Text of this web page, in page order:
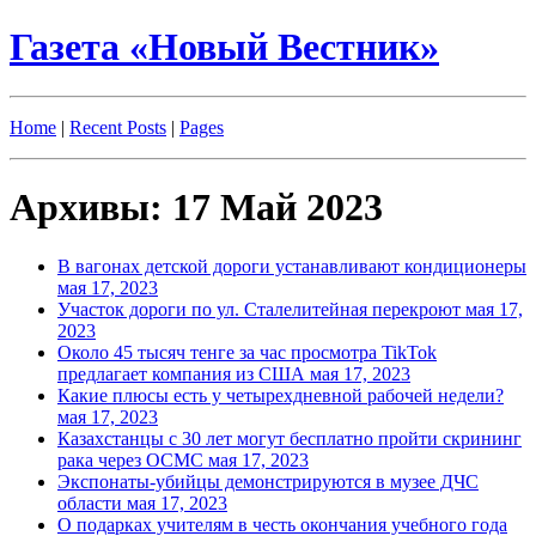
Газета «Новый Вестник»
Home | Recent Posts | Pages
Архивы: 17 Май 2023
В вагонах детской дороги устанавливают кондиционеры
мая 17, 2023
Участок дороги по ул. Сталелитейная перекроют мая 17,
2023
Около 45 тысяч тенге за час просмотра TikTok
предлагает компания из США мая 17, 2023
Какие плюсы есть у четырехдневной рабочей недели?
мая 17, 2023
Казахстанцы с 30 лет могут бесплатно пройти скрининг
рака через ОСМС мая 17, 2023
Экспонаты-убийцы демонстрируются в музее ДЧС
области мая 17, 2023
О подарках учителям в честь окончания учебного года